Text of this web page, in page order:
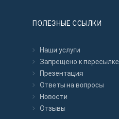
ПОЛЕЗНЫЕ ССЫЛКИ
Наши услуги
Запрещено к пересылкe
Презентация
Ответы на вопросы
Новости
Отзывы